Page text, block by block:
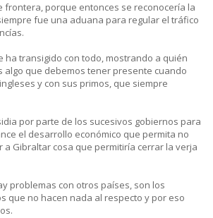
frontera, porque entonces se reconocería la
fue una aduana para regular el tráfico
ha transigido con todo, mostrando a quién
algo que debemos tener presente cuando
y con sus primos, que siempre
por parte de los sucesivos gobiernos para
el desarrollo económico que permita no
Gibraltar cosa que permitiría cerrar la verja
problemas con otros países, son los
que no hacen nada al respecto y por eso